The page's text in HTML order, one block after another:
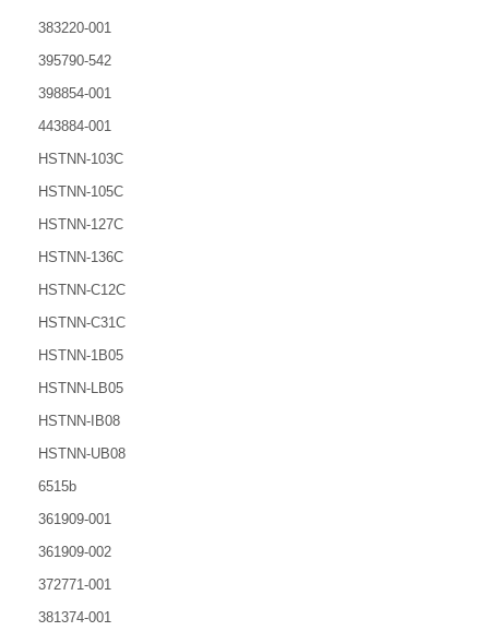
383220-001
395790-542
398854-001
443884-001
HSTNN-103C
HSTNN-105C
HSTNN-127C
HSTNN-136C
HSTNN-C12C
HSTNN-C31C
HSTNN-1B05
HSTNN-LB05
HSTNN-IB08
HSTNN-UB08
6515b
361909-001
361909-002
372771-001
381374-001